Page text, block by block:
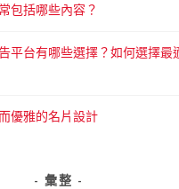
包括哪些內容？
平台有哪些選擇？如何選擇最
優雅的名片設計
彙整